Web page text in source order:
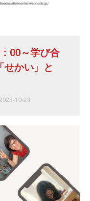
00～学び合
せかい」と
10-23